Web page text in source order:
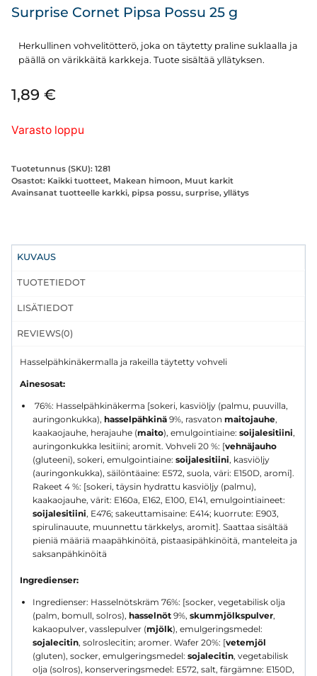
Surprise Cornet Pipsa Possu 25 g
Herkullinen vohvelitötterö, joka on täytetty praline suklaalla ja
päällä on värikkäitä karkkeja. Tuote sisältää yllätyksen.
1,89 €
Varasto loppu
Tuotetunnus (SKU): 1281
Osastot: Kaikki tuotteet, Makean himoon, Muut karkit
Avainsanat tuotteelle karkki, pipsa possu, surprise, yllätys
KUVAUS
TUOTETIEDOT
LISÄTIEDOT
REVIEWS(0)
Hasselpähkinäkermalla ja rakeilla täytetty vohveli
Ainesosat:
76%: Hasselpähkinäkerma [sokeri, kasviöljy (palmu, puuvilla,
auringonkukka), hasselpähkinä 9%, rasvaton maitojauhe,
kaakaojauhe, herajauhe (maito), emulgointiaine: soijalesitiini,
auringonkukka lesitiini; aromit. Vohveli 20 %: [vehnäjauho
(gluteeni), sokeri, emulgointiaine: soijalesitiini, kasviöljy
(auringonkukka), säilöntäaine: E572, suola, väri: E150D, aromi].
Rakeet 4 %: [sokeri, täysin hydrattu kasviöljy (palmu),
kaakaojauhe, värit: E160a, E162, E100, E141, emulgointiaineet:
soijalesitiini, E476; sakeuttamisaine: E414; kuorrute: E903,
spirulinauute, muunnettu tärkkelys, aromit]. Saattaa sisältää
pieniä määriä maapähkinöitä, pistaasipähkinöitä, manteleita ja
saksanpähkinöitä
Ingredienser:
Ingredienser: Hasselnötskräm 76%: [socker, vegetabilisk olja
(palm, bomull, solros), hasselnöt 9%, skummjölkspulver,
kakaopulver, vasslepulver (mjölk), emulgeringsmedel:
sojalecitin, solroslecitin; aromer. Wafer 20%: [vetemjöl
(gluten), socker, emulgeringsmedel: sojalecitin, vegetabilisk
olja (solros), konserveringsmedel: E572, salt, färgämne: E150D,